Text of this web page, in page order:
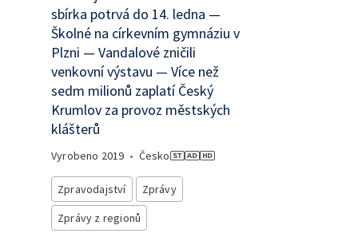
sbírka potrvá do 14. ledna —
Školné na církevním gymnáziu v
Plzni — Vandalové zničili
venkovní výstavu — Více než
sedm milionů zaplatí Český
Krumlov za provoz městských
klášterů
Vyrobeno 2019 • Česko
Zpravodajství
Zprávy
Zprávy z regionů